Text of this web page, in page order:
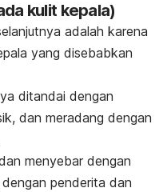
kulit kepala)
adalah karena
yang disebabkan
ditandai dengan
dan meradang dengan
menyebar dengan
penderita dan